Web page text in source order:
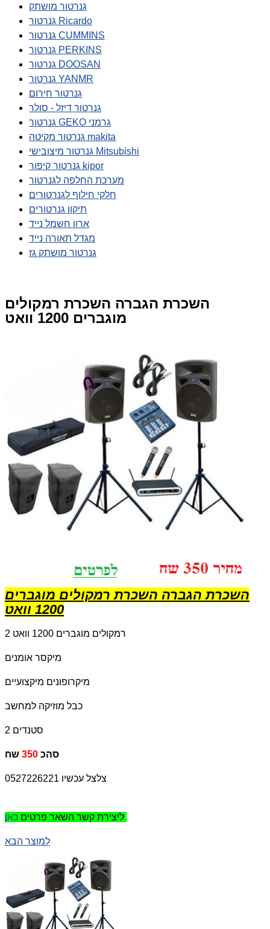
גנרטור מושתק
גנרטור Ricardo
גנרטור CUMMINS
גנרטור PERKINS
גנרטור DOOSAN
גנרטור YANMR
גנרטור חירום
גנרטור דיזל - סולר
גנרטור GEKO גרמני
גנרטור מקיטה makita
גנרטור מיצובישי Mitsubishi
גנרטור קיפור kipor
מערכת החלפה לגנרטור
חלקי חילוף לגנרטורים
תיקון גנרטורים
ארון חשמל נייד
מגדל תאורה נייד
גנרטור מושתק גז
השכרת הגברה השכרת רמקולים
מוגברים 1200 וואט
השכרת הגברה השכרת רמקולים מוגברים
1200 וואט
2 רמקולים מוגברים 1200 וואט
מיקרופונים מיקצועיים
סהכ 350
ליצירת קשר השאר פרטים
למוצר הבא